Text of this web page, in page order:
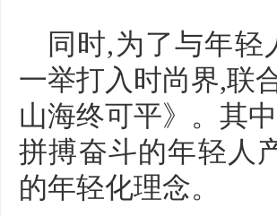
同时,为了与年轻
一举打入时尚界,联
山海终可平》。其
拼搏奋斗的年轻人
的年轻化理念。